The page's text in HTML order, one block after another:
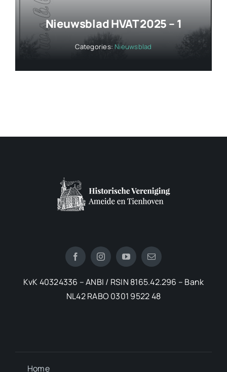
Nieuwsblad HVAT 2025 – 1
Categories:Nieuwsblad
KvK 40324336 – ANBI / RSIN 8165.42.296 – Bank
NL42 RABO 0301 9522 48
Home